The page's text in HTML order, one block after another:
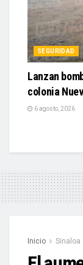
SEGURIDAD
Lanzan
colonia
6 agosto, 2026
Inicio Sinaloa